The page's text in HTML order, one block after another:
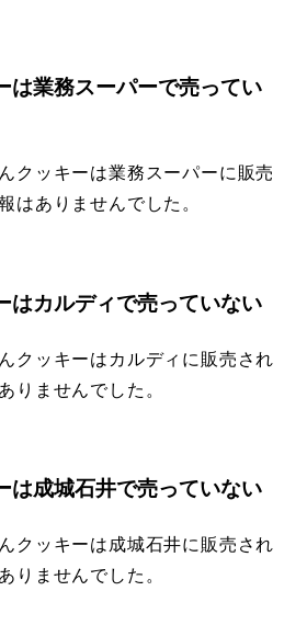
は業務スーパーで売ってい
クッキーは業務スーパーに販売
はありませんでした。
はカルディで売っていない
クッキーはカルディに販売され
りませんでした。
は成城石井で売っていない
クッキーは成城石井に販売され
りませんでした。